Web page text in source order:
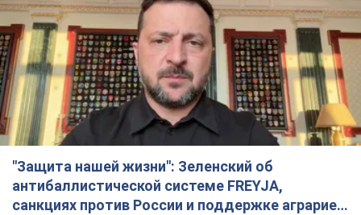
"Защита нашей жизни": Зеленский об
антибаллистической системе FREYJA,
санкциях против России и поддержке аграриев.